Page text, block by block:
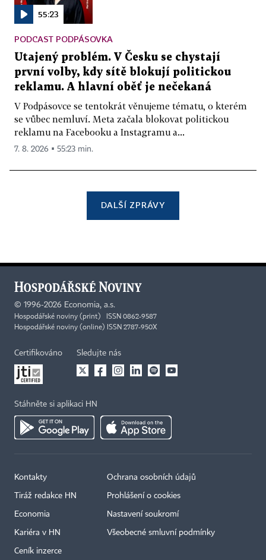
55:23
PODCAST PODPÁSOVKA
Utajený problém. V Česku se chystají
první volby, kdy sítě blokují politickou
reklamu. A hlavní oběť je nečekaná
V Podpásovce se tentokrát věnujeme tématu, o kterém
se vůbec nemluví. Meta začala blokovat politickou
reklamu na Facebooku a Instagramu a...
7. 8. 2026 ▪ 55:23 min.
DALŠÍ ZPRÁVY
© 1996-2026 Economia, a.s.
Hospodářské noviny (print) ISSN 0862-9587
Hospodářské noviny (online) ISSN 2787-950X
Certifikováno Sledujte nás
Stáhněte si aplikaci HN
Kontakty
Tiráž redakce HN
Economia
Kariéra v HN
Ceník inzerce
Ochrana osobních údajů
Prohlášení o cookies
Nastavení soukromí
Všeobecné smluvní podmínky